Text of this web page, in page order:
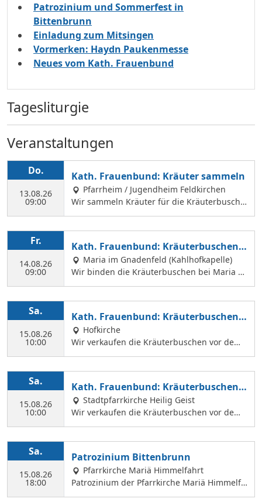
Patrozinium und Sommerfest in
Bittenbrunn
Einladung zum Mitsingen
Vormerken: Haydn Paukenmesse
Neues vom Kath. Frauenbund
Tagesliturgie
Veranstaltungen
Do.
13.08.26
09:00
Kath. Frauenbund: Kräuter sammeln
Pfarrheim / Jugendheim Feldkirchen
Wir sammeln Kräuter für die Kräuterbusche
n, die wir am 14. August binden und an Mar
Margit Ettig am Jugendheim Feldkirchen.
Fr.
14.08.26
09:00
Kath. Frauenbund: Kräuterbuschen b
inden
Maria im Gnadenfeld (Kahlhofkapelle)
Wir binden die Kräuterbuschen bei Maria a
m Kahlhof. Wir brauchen viele Helferinnen z
der Hl. Geist Kirche Kräuterbuschen verkauf
en können.
Sa.
15.08.26
10:00
Kath. Frauenbund: Kräuterbuschen V
erkauf
Hofkirche
Wir verkaufen die Kräuterbuschen vor dem
Festgottesdienst in der Hofkirche.
Sa.
15.08.26
10:00
Kath. Frauenbund: Kräuterbuschen V
erkauf
Stadtpfarrkirche Heilig Geist
Wir verkaufen die Kräuterbuschen vor dem
Festgottesdienst in der Hl. Geist Kirche.
Sa.
15.08.26
18:00
Patrozinium Bittenbrunn
Pfarrkirche Mariä Himmelfahrt
Patrozinium der Pfarrkirche Mariä Himmelfa
hrt in Bittenbrunn Um 18:00 Uhr Festgottesd